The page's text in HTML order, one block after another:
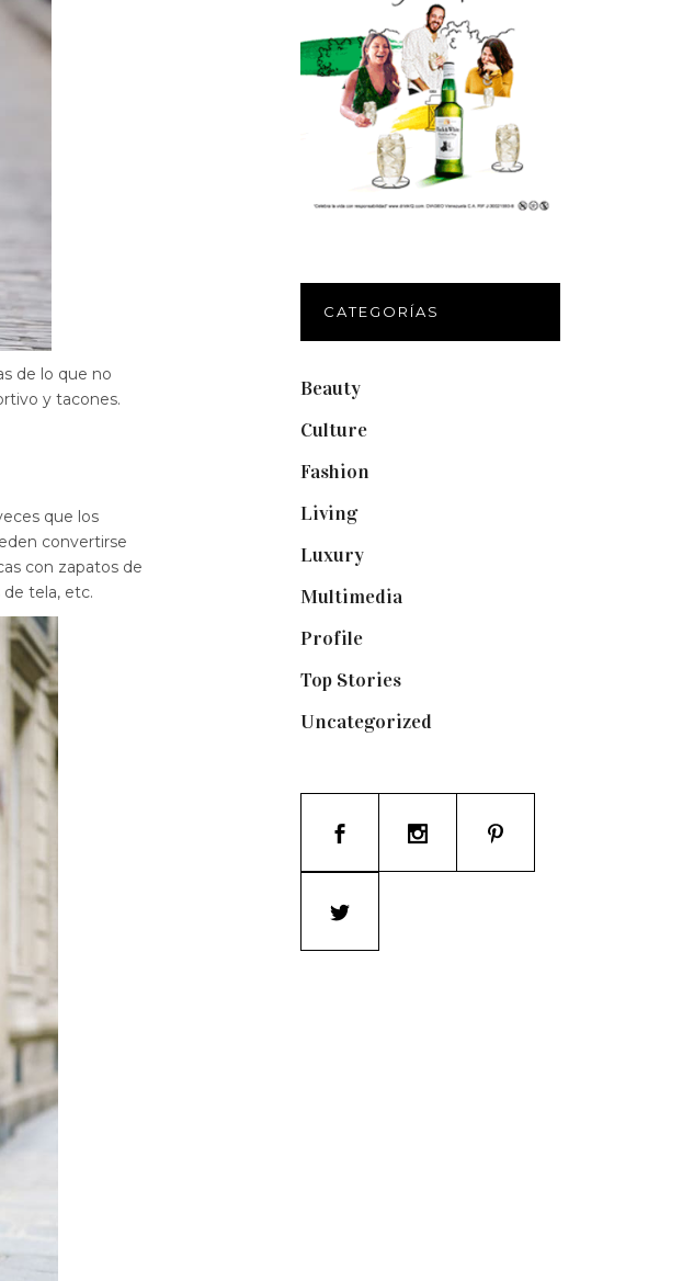
de lo que no
y tacones.
que los
convertirse
con zapatos de
tela, etc.
CATEGORÍAS
Beauty(250)
Culture(132)
Fashion
Living(337)
Luxury(665)
Multimedia(10)
Profile(8)
Top Stories(125)
Uncategorized